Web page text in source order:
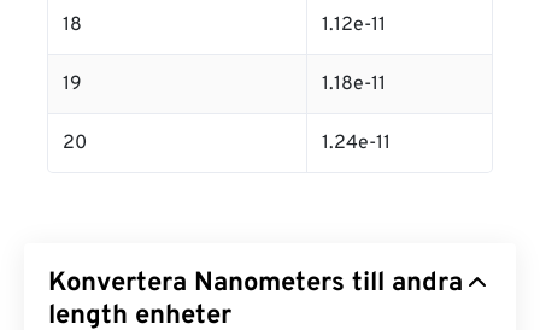
18 1.12e-11
19 1.18e-11
20 1.24e-11
Konvertera Nanometers till andra
length enheter